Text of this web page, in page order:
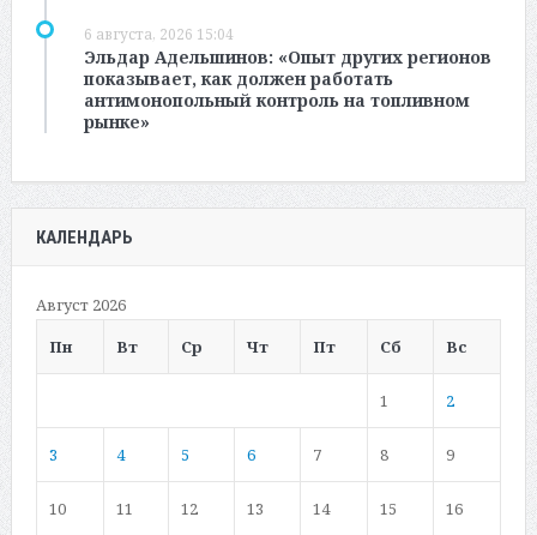
6 августа, 2026 15:04
Эльдар Адельшинов: «Опыт других регионов
показывает, как должен работать
антимонопольный контроль на топливном
рынке»
КАЛЕНДАРЬ
Август 2026
Пн
Вт Ср Чт Пт Сб Вс
1 2
3 4 5 6 7 8 9
10 11 12 13 14 15 16